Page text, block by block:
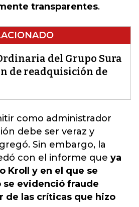
transparentes.
del Grupo Sura
de readquisición de
como administrador
debe ser veraz y
Sin embargo, la
con el informe que ya
Kroll y en el que se
se evidenció fraude
de las críticas que hizo